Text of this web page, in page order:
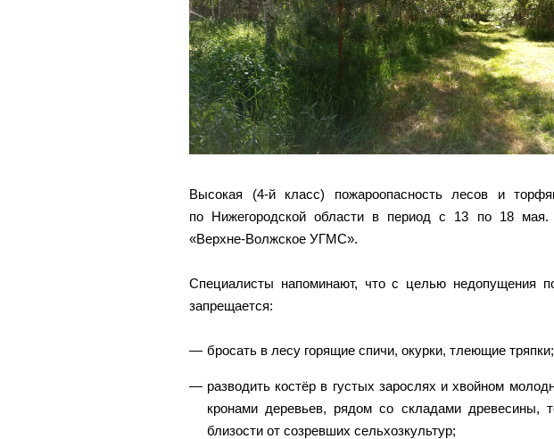
Высокая (4-й класс) пожароопасность лесов и
по Нижегородской области в период с 13 по 18
«Верхне-Волжское УГМС».
Специалисты напоминают, что с целью недопущения
запрещается:
бросать в лесу горящие спичи, окурки, тлеющие тряпки;
разводить костёр в густых зарослях и хвойном
кронами деревьев, рядом со складами древесины,
близости от созревших сельхозкультур;